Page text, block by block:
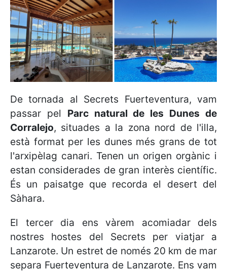
De tornada al Secrets Fuerteventura, vam
passar pel Parc natural de les Dunes de
Corralejo, situades a la zona nord de l'illa,
està format per les dunes més grans de tot
l'arxipèlag canari. Tenen un origen orgànic i
estan considerades de gran interès científic.
És un paisatge que recorda el desert del
Sàhara.
El tercer dia ens vàrem acomiadar dels
nostres hostes del Secrets per viatjar a
Lanzarote. Un estret de només 20 km de mar
separa Fuerteventura de Lanzarote. Ens vam